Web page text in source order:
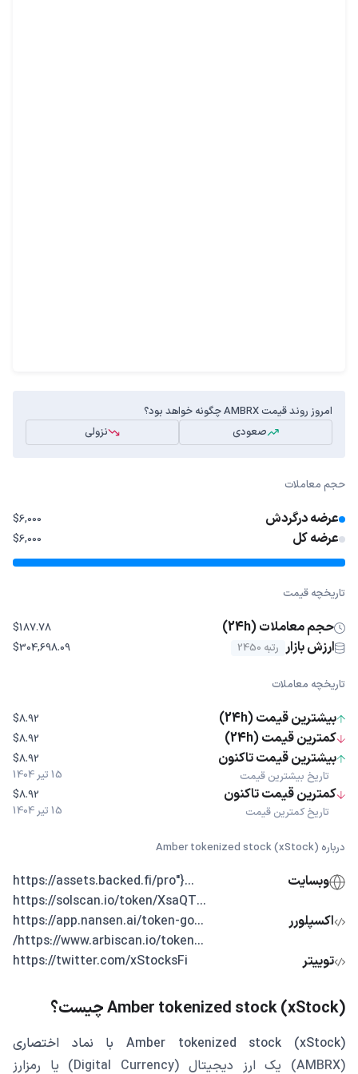
امروز روند قیمت AMBRX چگونه خواهد بود؟
صعودی
نزولی
حجم معاملات
عرضه درگردش $6,000
عرضه کل $6,000
تاریخچه قیمت
حجم معاملات (24h) $187.78
ارزش بازار رتبه 2450 $304,698.09
تاریخچه معاملات
بیشترین قیمت (24h) $8.92
کمترین قیمت (24h) $8.92
بیشترین قیمت تاکنون
تاریخ بیشترین قیمت
$8.92
15 تیر 1404
کمترین قیمت تاکنون
تاریخ کمترین قیمت
$8.92
15 تیر 1404
درباره Amber tokenized stock (xStock)
وبسایت ...{"https://assets.backed.fi/pro
اکسپلورر
...https://solscan.io/token/XsaQT
...https://app.nansen.ai/token-go
...https://www.arbiscan.io/token/
توییتر
https://twitter.com/xStocksFi
Amber tokenized stock (xStock) چیست؟
Amber tokenized stock (xStock) با نماد اختصاری
(AMBRX) یک ارز دیجیتال (Digital Currency) یا رمزارز